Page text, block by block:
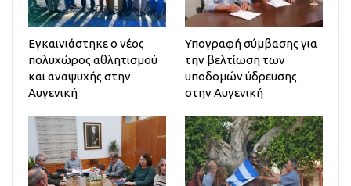
Εγκαινιάστηκε ο νέος
πολυχώρος αθλητισμού
και αναψυχής στην
Αυγενική
Υπογραφή σύμβασης για
την βελτίωση των
υποδομών ύδρευσης
στην Αυγενική